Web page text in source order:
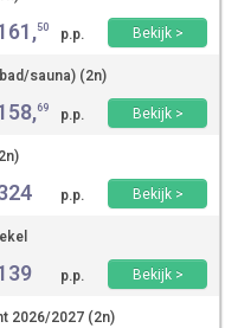
,50 p.p.
Bekijk >
sauna) (2n)
,69 p.p.
Bekijk >
p.p.
Bekijk >
p.p.
Bekijk >
2026/2027 (2n)